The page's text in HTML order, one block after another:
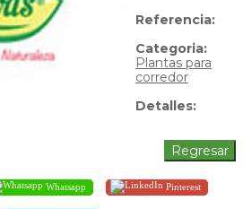
Referencia:
Categoria:
Plantas para
corredor
Detalles:
Whatsapp Pinterest